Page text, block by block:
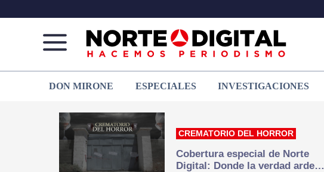
de
Juárez
que
hacemos periodismo
DON MIRONE ESPECIALES INVESTIGACIONES
CREMATORIO DEL HORROR
Cobertura especial de Norte
Digital: Donde la verdad arde…